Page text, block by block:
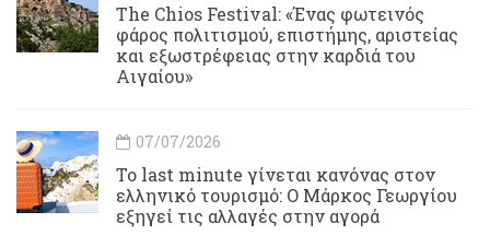
Τhe Chios Festival: «Ένας φωτεινός
φάρος πολιτισμού, επιστήμης, αριστείας
και εξωστρέφειας στην καρδιά του
Αιγαίου»
07/07/2026
Το last minute γίνεται κανόνας στον
ελληνικό τουρισμό: Ο Μάρκος Γεωργίου
εξηγεί τις αλλαγές στην αγορά